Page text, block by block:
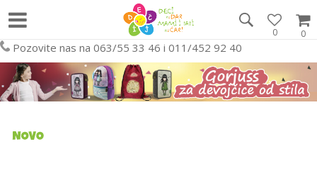
0
0
Pozovite nas na 063/55 33 46 i 011/452 92 40